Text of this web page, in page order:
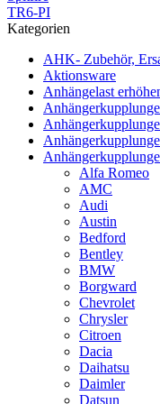
TR6-PI
Kategorien
AHK- Zubehör,
Aktionsware
Anhängelast
Alfa Romeo
AMC
Audi
Austin
Bedford
Bentley
BMW
Borgward
Chevrolet
Chrysler
Citroen
Dacia
Daihatsu
Daimler
Datsun